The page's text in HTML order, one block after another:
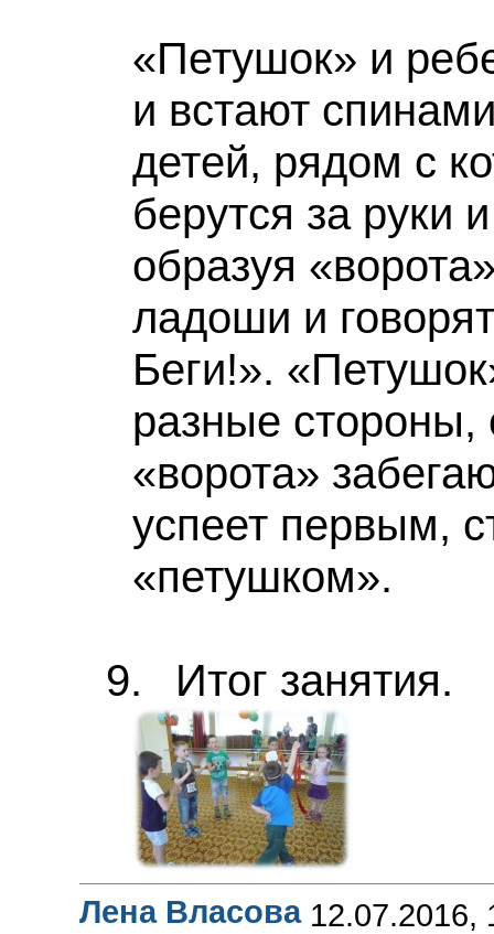
«Петушок» и
и встают
детей, рядом с
берутся за руки
образуя
ладоши и
Беги!».
разные стороны,
«ворота»
успеет первым,
«петушком».
9. Итог занятия.
Лена Власова 12.07.2016,